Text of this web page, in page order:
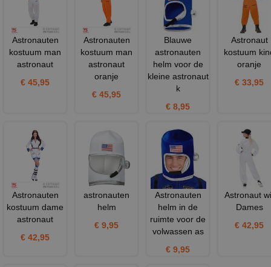
Astronauten
kostuum man
astronaut
€ 45,95
Astronauten
kostuum man
astronaut
oranje
€ 45,95
Blauwe
astronauten
helm voor de
kleine astronaut
k
€ 8,95
Astronaut
kostuum
oranje
€ 33,95
Astronauten
kostuum dame
astronaut
€ 42,95
astronauten
helm
€ 9,95
Astronauten
helm in de
ruimte voor de
volwassen as
€ 9,95
Astronaut
Dames
€ 42,95